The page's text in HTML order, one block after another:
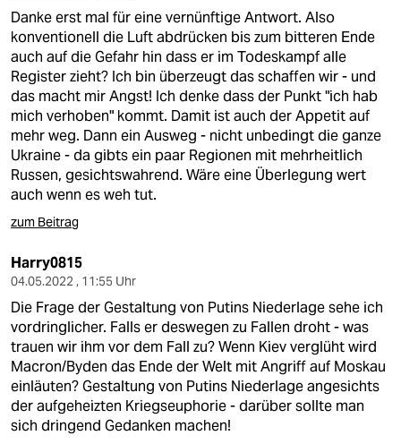
abo
genossenschaft
epaper login
Danke erst mal für eine vernünftige Antwort. Also
konventionell die Luft abdrücken bis zum bitteren Ende
auch auf die Gefahr hin dass er im Todeskampf alle
Register zieht? Ich bin überzeugt das schaffen wir - und
das macht mir Angst! Ich denke dass der Punkt "ich hab
mich verhoben" kommt. Damit ist auch der Appetit auf
mehr weg. Dann ein Ausweg - nicht unbedingt die ganze
Ukraine - da gibts ein paar Regionen mit mehrheitlich
Russen, gesichtswahrend. Wäre eine Überlegung wert
auch wenn es weh tut.
zum Beitrag
Harry0815
04.05.2022 , 11:55 Uhr
Die Frage der Gestaltung von Putins Niederlage sehe ich
vordringlicher. Falls er deswegen zu Fallen droht - was
trauen wir ihm vor dem Fall zu? Wenn Kiev verglüht wird
Macron/Byden das Ende der Welt mit Angriff auf Moskau
einläuten? Gestaltung von Putins Niederlage angesichts
der aufgeheizten Kriegseuphorie - darüber sollte man
sich dringend Gedanken machen!